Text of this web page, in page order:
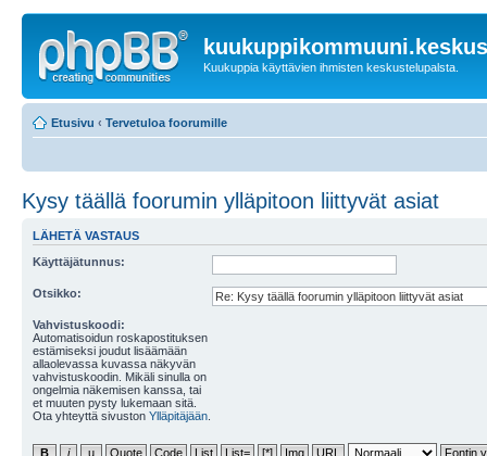
Kuukuppia käyttävien ihmisten keskustelupalsta.
Etusivu ‹ Tervetuloa foorumille
Kysy täällä foorumin ylläpitoon liittyvät asiat
LÄHETÄ VASTAUS
Käyttäjätunnus:
Otsikko:
Vahvistuskoodi:
Automatisoidun roskapostituksen
estämiseksi joudut lisäämään
allaolevassa kuvassa näkyvän
vahvistuskoodin. Mikäli sinulla on
ongelmia näkemisen kanssa, tai
et muuten pysty lukemaan sitä.
Ota yhteyttä sivuston Ylläpitäjään